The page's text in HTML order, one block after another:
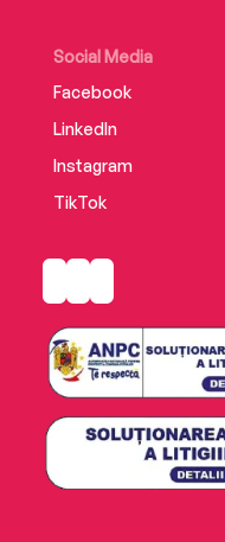
Social Media
Facebook
LinkedIn
Instagram
TikTok